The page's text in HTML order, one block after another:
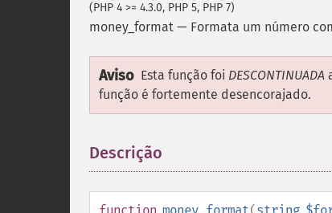
(PHP 4 >= 4.3.0, PHP 5, PHP 7)
money_format — Formata um número
Aviso Esta função foi DESCONTINUADA
função é fortemente desencorajado.
Descrição